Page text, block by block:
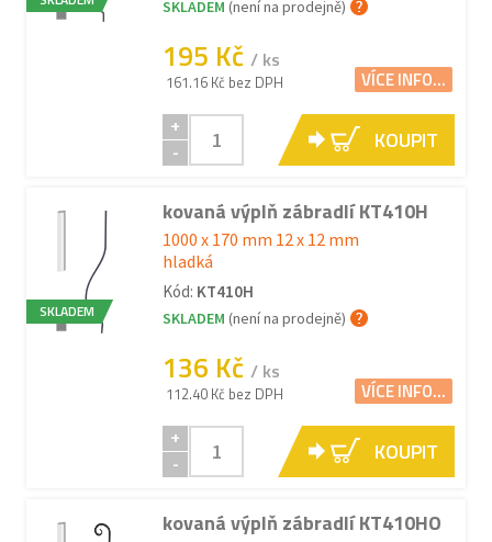
SKLADEM (není na prodejně)
195 Kč / ks
161.16 Kč bez DPH VÍCE INFO...
+
-
KOUPIT
SKLADEM
kovaná výplň zábradlí KT410H
1000 x 170 mm 12 x 12 mm
hladká
Kód: KT410H
SKLADEM (není na prodejně)
136 Kč / ks
112.40 Kč bez DPH VÍCE INFO...
+
-
KOUPIT
kovaná výplň zábradlí KT410HO